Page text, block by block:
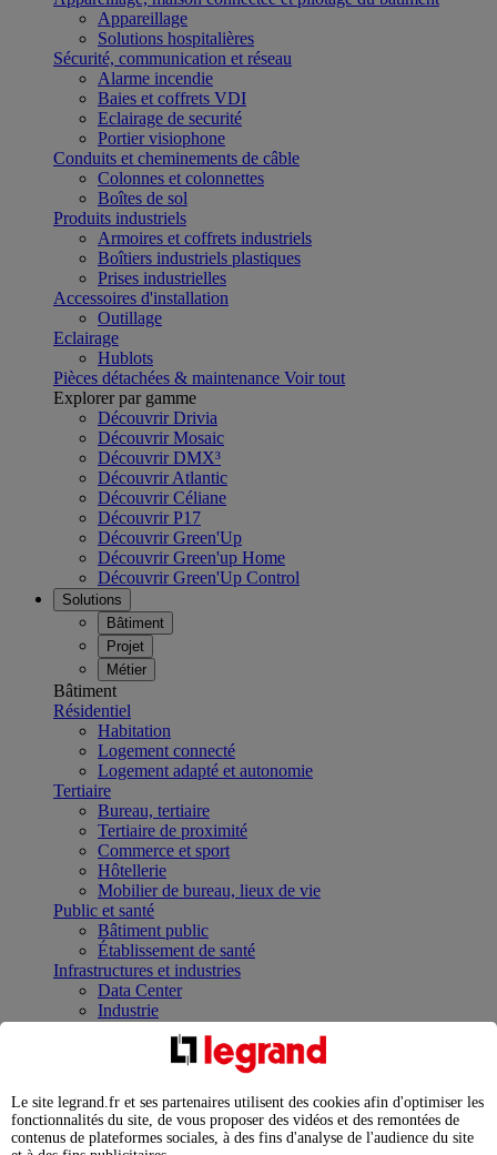
Appareillage
Solutions hospitalières
Sécurité, communication et réseau
Alarme incendie
Baies et coffrets VDI
Eclairage de securité
Portier visiophone
Conduits et cheminements de câble
Colonnes et colonnettes
Boîtes de sol
Produits industriels
Armoires et coffrets industriels
Boîtiers industriels plastiques
Prises industrielles
Accessoires d'installation
Outillage
Eclairage
Hublots
Pièces détachées & maintenance Voir tout
Explorer par gamme
Découvrir Drivia
Découvrir Mosaic
Découvrir DMX³
Découvrir Atlantic
Découvrir Céliane
Découvrir P17
Découvrir Green'Up
Découvrir Green'up Home
Découvrir Green'Up Control
Solutions
Bâtiment
Projet
Métier
Bâtiment
Résidentiel
Habitation
Logement connecté
Logement adapté et autonomie
Tertiaire
Bureau, tertiaire
Tertiaire de proximité
Commerce et sport
Hôtellerie
Mobilier de bureau, lieux de vie
Public et santé
Bâtiment public
Établissement de santé
Infrastructures et industries
Data Center
Industrie
Infrastructures
Contrôler et planifier le fonctionnement des appareils
Répartir et optimiser son tableau électrique
Legrand Data Center Solutions : concentrer les
expertises au service de vos performances
Le site legrand.fr et ses partenaires utilisent des cookies afin d'optimiser les
fonctionnalités du site, de vous proposer des vidéos et des remontées de
contenus de plateformes sociales, à des fins d'analyse de l'audience du site